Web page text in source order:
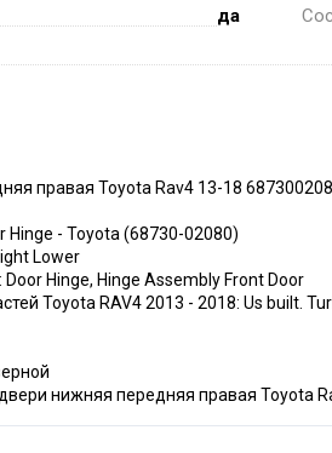
да
правая Toyota Rav4 13-18
Hinge - Toyota (68730-02080)
Lower
Hinge, Hinge Assembly Front Door
Toyota RAV4 2013 - 2018: Us built.
нижняя передняя правая Toyota